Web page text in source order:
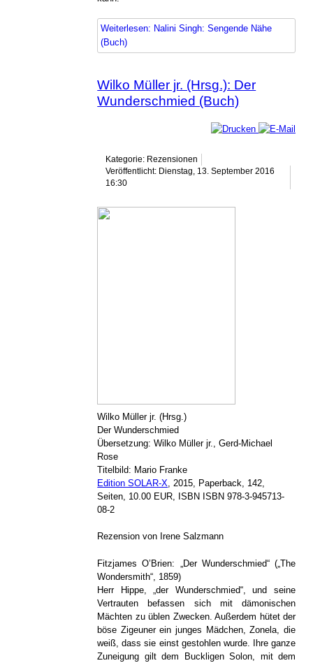
Weiterlesen: Nalini Singh: Sengende Nähe
(Buch)
Wilko Müller jr. (Hrsg.): Der
Wunderschmied (Buch)
Kategorie: Rezensionen
Veröffentlicht: Dienstag, 13. September 2016
16:30
Wilko Müller jr. (Hrsg.)
Der Wunderschmied
Übersetzung: Wilko Müller jr., Gerd-Michael
Rose
Titelbild: Mario Franke
Edition SOLAR-X, 2015, Paperback, 142,
Seiten, 10.00 EUR, ISBN ISBN 978-3-945713-
08-2
Rezension von Irene Salzmann
Fitzjames O’Brien: „Der Wunderschmied“ („The
Wondersmith“, 1859)
Herr Hippe, „der Wunderschmied“, und seine
Vertrauten befassen sich mit dämonischen
Mächten zu üblen Zwecken. Außerdem hütet der
böse Zigeuner ein junges Mädchen, Zonela, die
weiß, dass sie einst gestohlen wurde. Ihre ganze
Zuneigung gilt dem Buckligen Solon, mit dem